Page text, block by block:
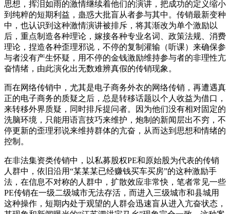
思想，挥泪如雨的激情继续着他们的演讲，把成功的定义缩小
到纯粹的短期利益，蛊惑大批盲从者参与其中。传销最新变种
中，也认识到这种激情演讲被排斥，将其渐改为单个激励以
后，重点制造各种理论，嫁接各种专业名词、政策法规、消费
理论，捏造各种歪理邪说，不停的复制灌输（听课）来确保参
与者没有产生怀疑，用不停的金钱激励维持参与者的非理性亢
奋情绪，由此演化出无数难辨真假的传销现象。
而在网络传销中，尤其是电子商务外衣的网络传销，再遭遇真
正的电子商务的质疑之后，总是转移话题以个人收益为借口，
来转移外界质疑，同时排斥提问者。因为他们没有相对固定的
洗脑环境，只能用语言技巧来维护，炮制的新闻层出不穷，不
停更新的歪理邪说来维持群体的亢奋，从而达到思想和情绪的
控制。
在非法集资类传销中，以私募股权PE和原始股为代表的传销
人群中，依旧沿用“某某某已经赚钱买车买房”的这种激励手
法，在信息不对称的人群中，扩散效应非常快，笔者常见一些
PE传销在一级二级城市无法存活，而进入三级城市和县城用
这种操作，短期内处于观望的人群会迅速盲从进入亢奋状态，